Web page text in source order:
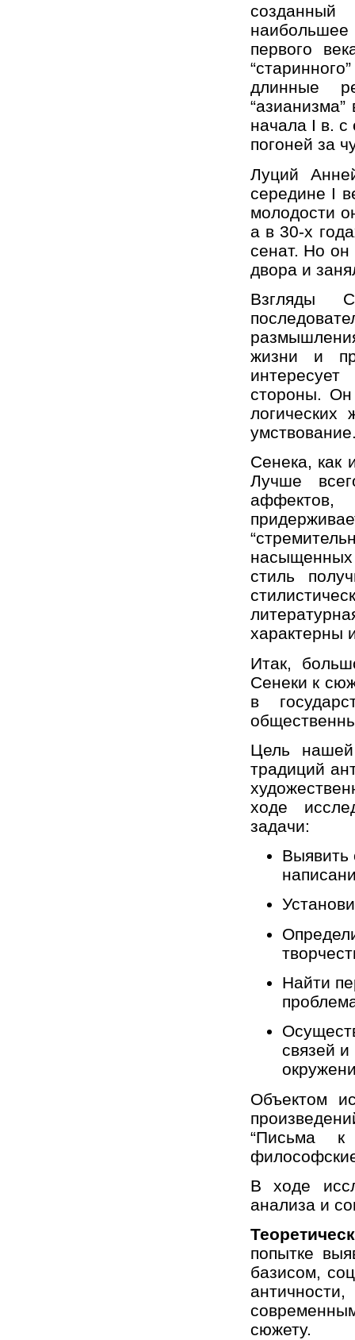
созданный
наибольшее
первого
длинные
начала I в. с
погоней за
Луций
середине I
молодости
а в 30-х
сенат. Но он
двора и
Взгляды
жизни и
стороны.
Сенека, как
Лучше
аффектов,
стиль
характерны
Итак,
Сенеки к
в
Цель
традиций
ходе
задачи:
Выявить
Найти
связей и
Объектом
“Письма к
В ходе
анализа и
попытке
базисом,
сюжету.